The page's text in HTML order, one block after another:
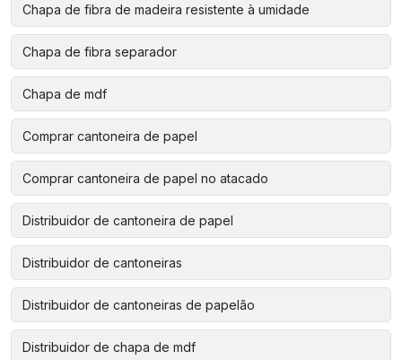
Chapa de fibra de madeira resistente à umidade
Chapa de fibra separador
Chapa de mdf
Comprar cantoneira de papel
Comprar cantoneira de papel no atacado
Distribuidor de cantoneira de papel
Distribuidor de cantoneiras
Distribuidor de cantoneiras de papelão
Distribuidor de chapa de mdf